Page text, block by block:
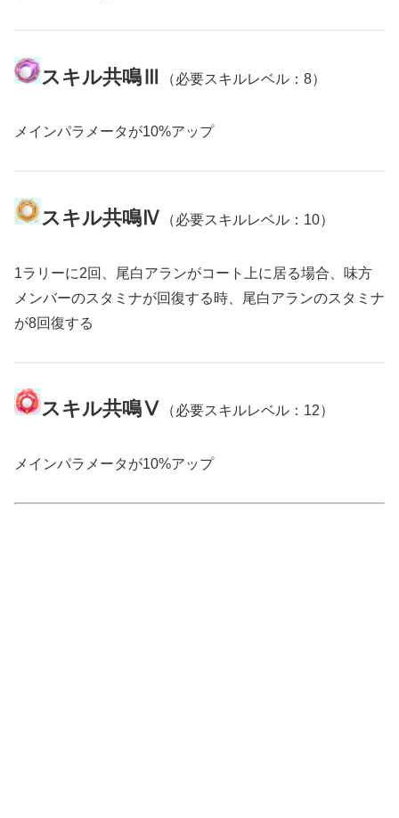
スキル共鳴Ⅲ （必要スキルレベル：8）
メインパラメータが10%アップ
スキル共鳴Ⅳ （必要スキルレベル：10）
1ラリーに2回、尾白アランがコート上に居る場合、味方
メンバーのスタミナが回復する時、尾白アランのスタミナ
が8回復する
スキル共鳴Ⅴ （必要スキルレベル：12）
メインパラメータが10%アップ